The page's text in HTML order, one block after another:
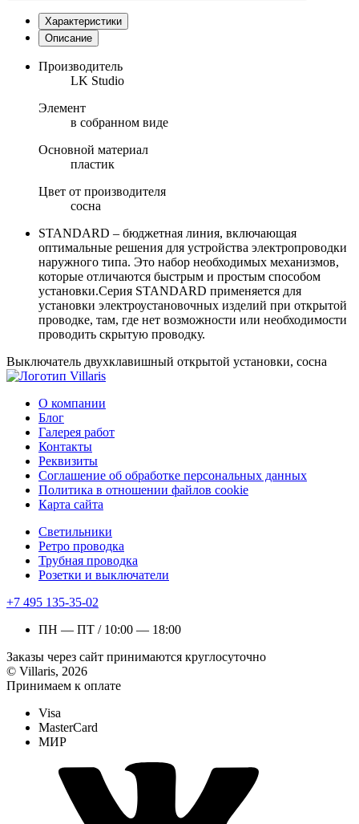
Характеристики
Описание
Производитель
LK Studio
Элемент
в собранном виде
Основной материал
пластик
Цвет от производителя
сосна
STANDARD – бюджетная линия, включающая
оптимальные решения для устройства электропроводки
наружного типа. Это набор необходимых механизмов,
которые отличаются быстрым и простым способом
установки.Серия STANDARD применяется для
установки электроустановочных изделий при открытой
проводке, там, где нет возможности или необходимости
проводить скрытую проводку.
Выключатель двухклавишный открытой установки, сосна
О компании
Блог
Галерея работ
Контакты
Реквизиты
Соглашение об обработке персональных данных
Политика в отношении файлов cookie
Карта сайта
Светильники
Ретро проводка
Трубная проводка
Розетки и выключатели
+7 495 135-35-02
ПН — ПТ / 10:00 — 18:00
Заказы через сайт принимаются круглосуточно
© Villaris, 2026
Принимаем к оплате
Visa
MasterCard
МИР